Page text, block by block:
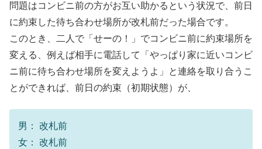
問題はコンビニ前の方がお互い助かるという状況で、前日
に約束した待ち合わせ場所が改札前だった場合です。
このとき、二人で「せーの！」でコンビニ前に約束場所を
変える、例えば相手に電話して「やっぱり家に近いコンビ
ニ前に待ち合わせ場所を変えようよ」と連絡を取り合うこ
とができれば、前日の約束（初期状態）が、
男： 改札前
女： 改札前